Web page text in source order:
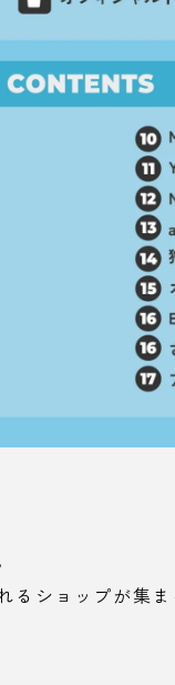
ショップが集